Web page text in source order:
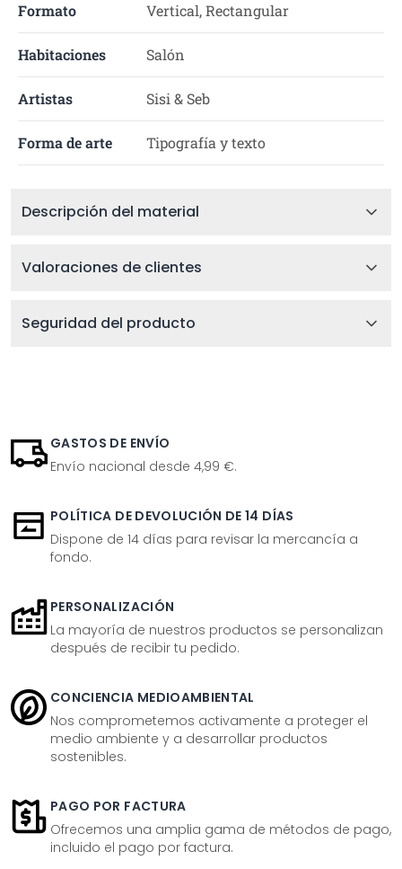
Formato Vertical, Rectangular
Habitaciones Salón
Artistas Sisi & Seb
Forma de arte Tipografía y texto
Descripción del material
Valoraciones de clientes
Seguridad del producto
GASTOS DE ENVÍO
Envío nacional desde 4,99 €.
POLÍTICA DE DEVOLUCIÓN DE 14 DÍAS
Dispone de 14 días para revisar la mercancía a
fondo.
PERSONALIZACIÓN
La mayoría de nuestros productos se personalizan
después de recibir tu pedido.
CONCIENCIA MEDIOAMBIENTAL
Nos comprometemos activamente a proteger el
medio ambiente y a desarrollar productos
sostenibles.
PAGO POR FACTURA
Ofrecemos una amplia gama de métodos de pago,
incluido el pago por factura.